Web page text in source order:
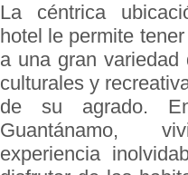
La céntrica
hotel le permite
a una gran variedad
culturales y
de su agrado.
Guantánamo,
experiencia